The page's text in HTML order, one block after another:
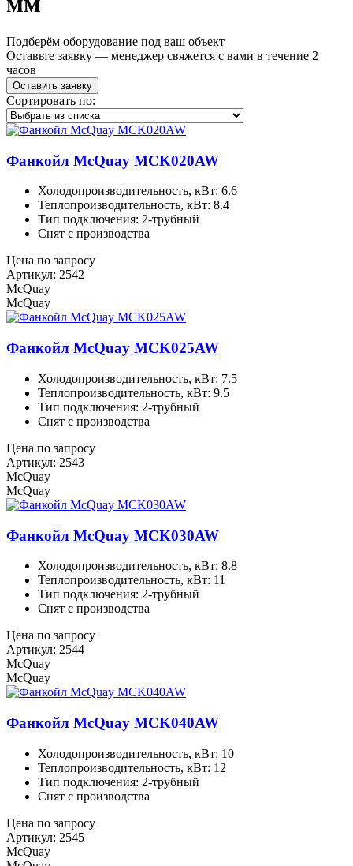
Подберём оборудование под ваш объект
Оставьте заявку — менеджер свяжется с вами в течение 2
часов
Оставить заявку
Сортировать по:
Фанкойл McQuay MCK020AW
Холодопроизводительность, кВт: 6.6
Теплопроизводительность, кВт: 8.4
Тип подключения: 2-трубный
Снят с производства
Цена по запросу
Артикул: 2542
McQuay
McQuay
Фанкойл McQuay MCK025AW
Холодопроизводительность, кВт: 7.5
Теплопроизводительность, кВт: 9.5
Тип подключения: 2-трубный
Снят с производства
Цена по запросу
Артикул: 2543
McQuay
McQuay
Фанкойл McQuay MCK030AW
Холодопроизводительность, кВт: 8.8
Теплопроизводительность, кВт: 11
Тип подключения: 2-трубный
Снят с производства
Цена по запросу
Артикул: 2544
McQuay
McQuay
Фанкойл McQuay MCK040AW
Холодопроизводительность, кВт: 10
Теплопроизводительность, кВт: 12
Тип подключения: 2-трубный
Снят с производства
Цена по запросу
Артикул: 2545
McQuay